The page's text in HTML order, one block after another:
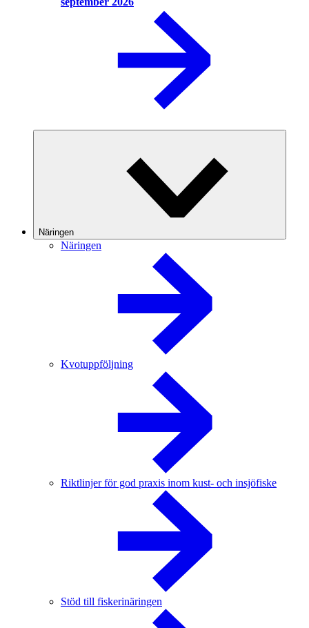
Näringen
Näringen
Kvotuppföljning
Riktlinjer för god praxis inom kust- och insjöfiske
Stöd till fiskerinäringen